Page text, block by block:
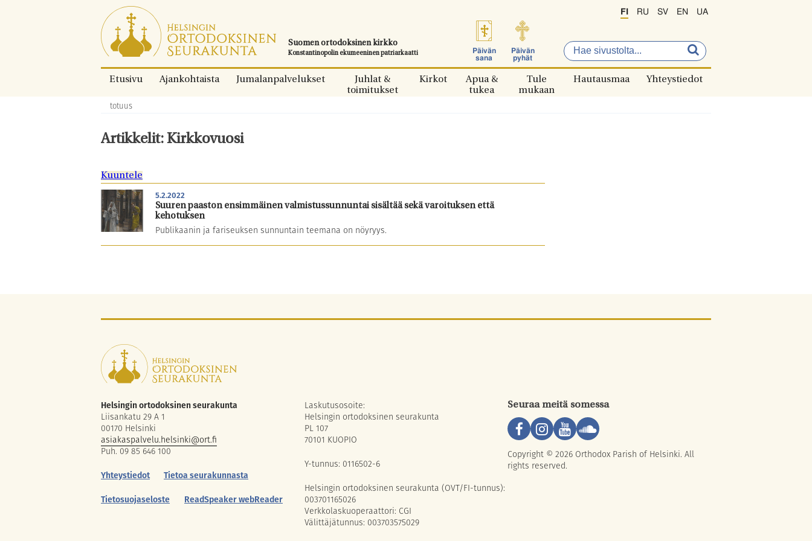
Siirry
suoraan
sisältöön.
Suomen ortodoksinen kirkko
Konstantinopolin ekumeeninen patriarkaatti
Päivän
sana
Päivän
pyhät
FI RU SV EN UA
Etusivu Ajankohtaista Jumalanpalvelukset
Juhlat &
toimitukset
Kirkot
Apua &
tukea
Tule
mukaan
Hautausmaa Yhteystiedot
Murupolku:
totuus
Artikkelit: Kirkkovuosi
Kuuntele
5.2.2022
Suuren paaston ensimmäinen valmistussunnuntai sisältää sekä varoituksen että
kehotuksen
Publikaanin ja fariseuksen sunnuntain teemana on nöyryys.
Helsingin ortodoksinen seurakunta
Liisankatu 29 A 1
00170 Helsinki
asiakaspalvelu.helsinki@ort.fi
Puh. 09 85 646 100
Yhteystiedot
Tietoa seurakunnasta
Tietosuojaseloste
ReadSpeaker webReader
Laskutusosoite:
Helsingin ortodoksinen seurakunta
PL 107
70101 KUOPIO
Y-tunnus: 0116502-6
Helsingin ortodoksinen seurakunta (OVT/FI-tunnus):
003701165026
Verkkolaskuoperaattori: CGI
Välittäjätunnus: 003703575029
Seuraa meitä somessa
Copyright © 2026 Orthodox Parish of Helsinki. All
rights reserved.